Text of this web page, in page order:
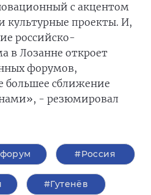
с акцентом
культурные проекты. И,
российско-
в Лозанне откроет
форумов,
большее сближение
- резюмировал
#Россия
#Гутенёв